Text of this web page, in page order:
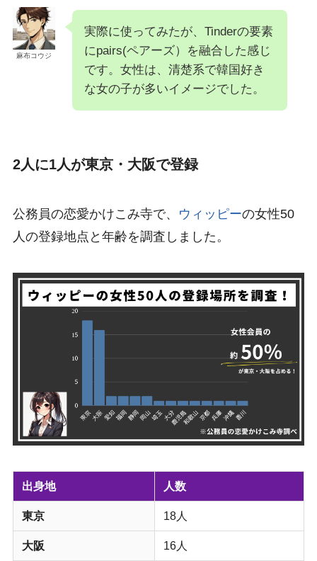
麻布コウジ
実際に使ってみたが、Tinderの要素
にpairs(ペアーズ）を融合した感じ
です。女性は、清楚系で韓国好き
な女の子が多いイメージでした。
2人に1人が東京・大阪で登録
公務員の恋愛かけこみ寺で、 ウィッピーの女性50
人の登録地点と年齢を調査しました。
出身地 人数
東京 18人
大阪 16人